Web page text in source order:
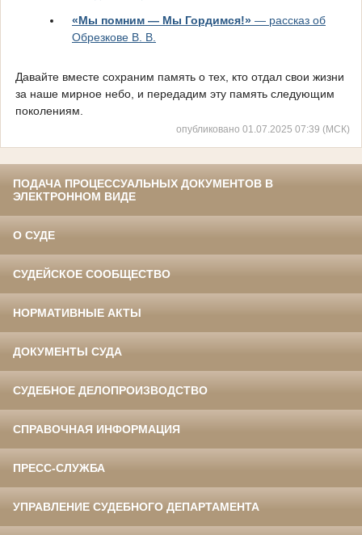
«Мы помним — Мы Гордимся!» — рассказ об
Обрезкове В. В.
Давайте вместе сохраним память о тех, кто отдал свои жизни
за наше мирное небо, и передадим эту память следующим
поколениям.
опубликовано 01.07.2025 07:39 (МСК)
ПОДАЧА ПРОЦЕССУАЛЬНЫХ ДОКУМЕНТОВ В
ЭЛЕКТРОННОМ ВИДЕ
О СУДЕ
СУДЕЙСКОЕ СООБЩЕСТВО
НОРМАТИВНЫЕ АКТЫ
ДОКУМЕНТЫ СУДА
СУДЕБНОЕ ДЕЛОПРОИЗВОДСТВО
СПРАВОЧНАЯ ИНФОРМАЦИЯ
ПРЕСС-СЛУЖБА
УПРАВЛЕНИЕ СУДЕБНОГО ДЕПАРТАМЕНТА